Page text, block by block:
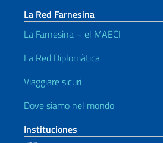
La Red Farnesina
La Farnesina – el MAECI
La Red Diplomàtica
Viaggiare sicuri
Dove siamo nel mondo
Instituciones